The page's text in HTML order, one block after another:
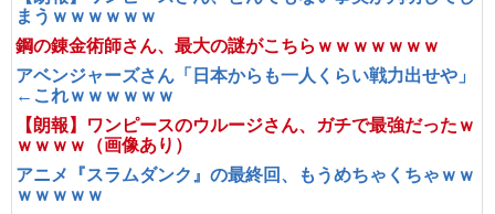
まうｗｗｗｗｗｗ
鋼の錬金術師さん、最大の謎がこちらｗｗｗｗｗｗｗ
アベンジャーズさん「日本からも一人くらい戦力出せや」
←これｗｗｗｗｗｗ
【朗報】ワンピースのウルージさん、ガチで最強だったｗ
ｗｗｗｗ（画像あり）
アニメ『スラムダンク』の最終回、もうめちゃくちゃｗｗ
ｗｗｗｗｗ